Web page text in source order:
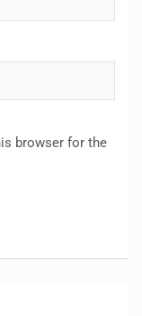
browser for the